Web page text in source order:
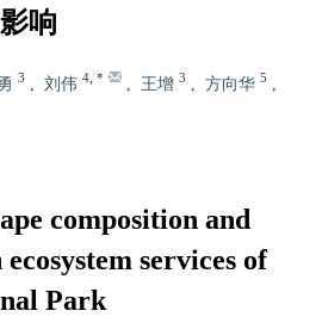
响
3 刘伟 4, * 王增 3 方向华 5
composition and
services of
Park